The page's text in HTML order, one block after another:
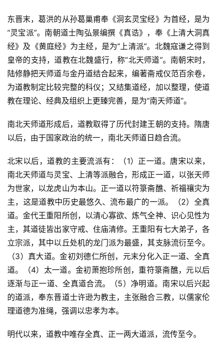
东晋末，葛洪的从孙葛巢甫奉《洞玄灵宝经》为首经，是为
“灵宝派”。南朝道士陶弘景编撰《真诰》，奉《上清大洞真
经》及《黄庭经》为主经，是为“上清派”。北魏寇谦之得到
皇帝的支持，道教在北魏盛行，称“北天师道”。南朝宋时，
陆修静把天师道与金丹道结合起来，编著斋戒仪范百余卷，
为道教制定比较完整的科仪；又结集道经，加以整理，使道
教在理论、经典及组织上更臻完善，是为“南天师道”。
南北天师道形成后，道教取得了历代封建王朝的支持。隋唐
以后，由于国家政治的统一，南北天师道日趋合流。
北宋以后，道教的主要流派有：（1）正一道。唐宋以来，
南北天师道与灵宝、上清等派融合，形成正一道，以张天师
为世家，以龙虎山为本山。正一道以符箓斋醮、祈福禳灾为
主，这是道教中历史最悠久、流布最广的一派。（2）全真
道。金代王重阳所创，以清心寡欲、炼气全神、识心见性为
主，其道徒皆出家守戒、住庙清修。王重阳有七大弟子，各
立宗派，其中以丘处机的龙门派为最盛，其支脉流衍至今。
（3）真大道。金初刘德仁所创，元末分化入正一道、全真
道。（4）太一道。金初萧抱珍所创，重符箓斋醮，元以后
逐渐与正一道、全真道合流。（5）净明道。南宋以后兴起
的道派，奉东晋道士许逊为教主，主张融合三教，以儒家伦
理道德为准绳，强调以忠孝为本。
明代以来，道教中唯存全真、正一两大道派，流传至今。